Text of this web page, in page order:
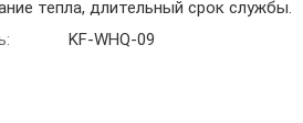
тепла, длительный срок службы.
KF-WHQ-09